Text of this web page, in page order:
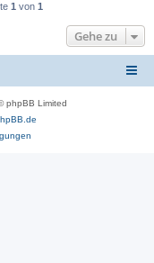
1 von 1
Gehe zu
phpBB Limited